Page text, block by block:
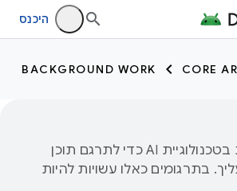
היכנס
CORE
BACKGROUND WORK
‫Google משתמשת בטכנולוגיית AI כדי לתרגם תוכן
בתרגומים כאלו עשויות להיות